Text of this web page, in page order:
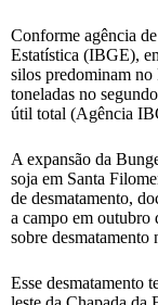
Conforme agência
Estatística (IBGE),
silos predominam no
toneladas no
útil total (Agência
A expansão da
soja em Santa
de desmatamento,
a campo em outubro
sobre desmatamento
Esse desmatamento